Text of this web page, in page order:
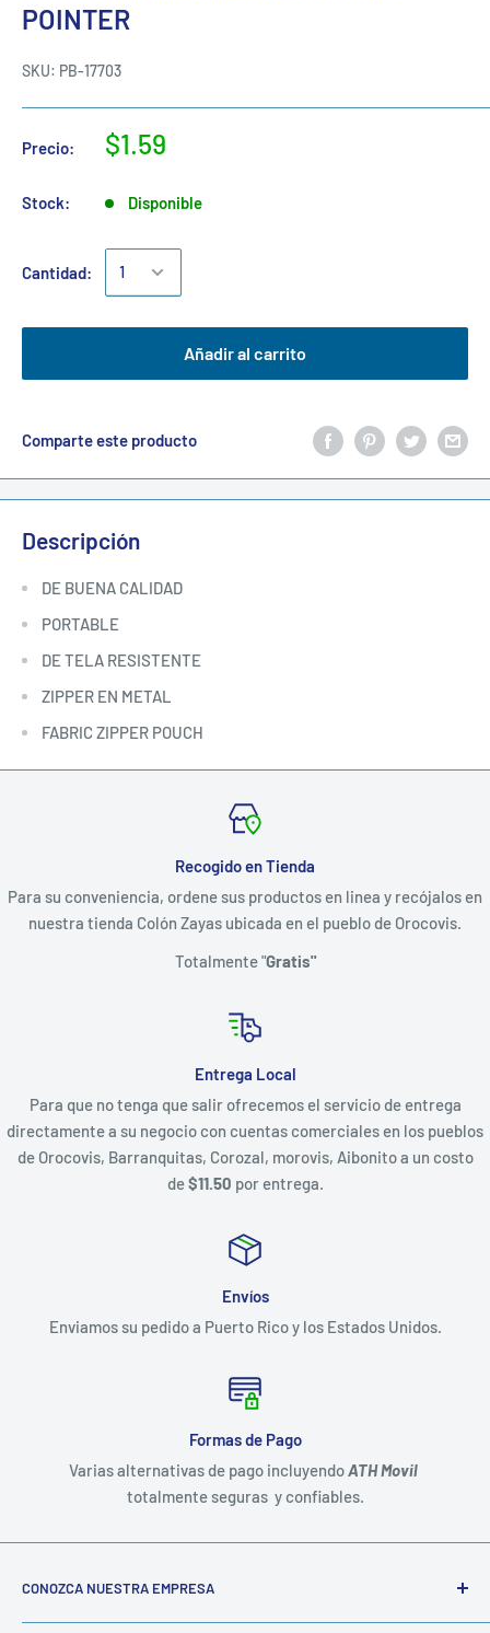
POINTER
SKU: PB-17703
Precio: $1.59
Stock: Disponible
Cantidad:
Añadir al carrito
Comparte este producto
Descripción
DE BUENA CALIDAD
PORTABLE
DE TELA RESISTENTE
ZIPPER EN METAL
FABRIC ZIPPER POUCH
Recogido en Tienda
Para su conveniencia, ordene sus productos en linea y recójalos en
nuestra tienda Colón Zayas ubicada en el pueblo de Orocovis.
Totalmente "Gratis"
Entrega Local
Para que no tenga que salir ofrecemos el servicio de entrega
directamente a su negocio con cuentas comerciales en los pueblos
de Orocovis, Barranquitas, Corozal, morovis, Aibonito a un costo
de$11.50 por entrega.
Envíos
Enviamos su pedido a Puerto Rico y los Estados Unidos.
Formas de Pago
Varias alternativas de pago incluyendoATH Movil
totalmente seguras y confiables.
CONOZCA NUESTRA EMPRESA